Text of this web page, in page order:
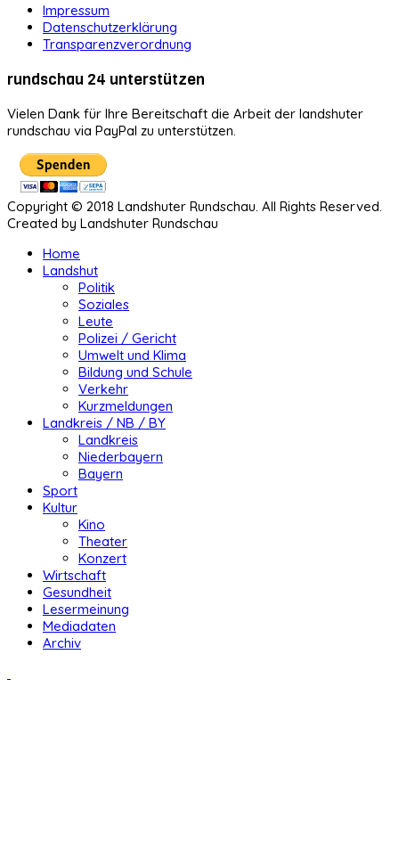
Impressum
Datenschutzerklärung
Transparenzverordnung
rundschau 24 unterstützen
Vielen Dank für Ihre Bereitschaft die Arbeit der landshuter
rundschau via PayPal zu unterstützen.
Copyright © 2018 Landshuter Rundschau. All Rights Reserved.
Created by Landshuter Rundschau
Home
Landshut
Politik
Soziales
Leute
Polizei / Gericht
Umwelt und Klima
Bildung und Schule
Verkehr
Kurzmeldungen
Landkreis / NB / BY
Landkreis
Niederbayern
Bayern
Sport
Kultur
Kino
Theater
Konzert
Wirtschaft
Gesundheit
Lesermeinung
Mediadaten
Archiv